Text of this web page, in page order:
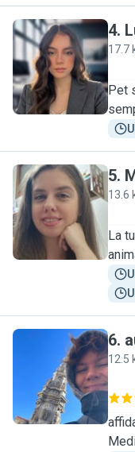
L
4.
17.7
Pet
M
5.
13.6
La
A
6.
12.5